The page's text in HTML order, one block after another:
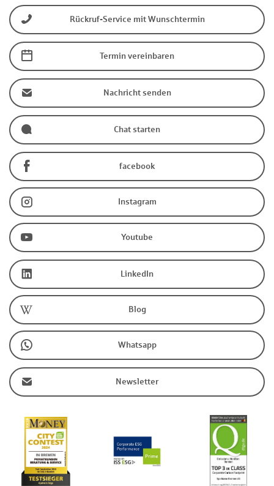
Rückruf-Service mit Wunschtermin
Termin vereinbaren
Nachricht senden
Chat starten
facebook
Instagram
Youtube
LinkedIn
Blog
Whatsapp
Newsletter